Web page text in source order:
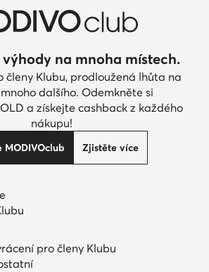
výhody na mnoha místech.
členy Klubu, prodloužená lhůta na
dalšího. Odemkněte si
a získejte cashback z každého
nákupu!
MODIVOclub Zjistěte více
pro členy Klubu